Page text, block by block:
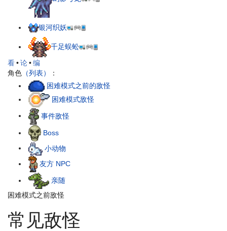
银河织妖
千足蜈蚣
看•论•编
角色 （列表）
：
困难模式之前的敌怪
困难模式敌怪
事件敌怪
Boss
小动物
友方 NPC
亲随
困难模式之前敌怪
常见敌怪